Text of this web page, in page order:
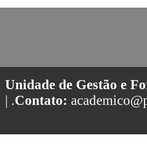
Unidade de Gestão e
| .Contato: